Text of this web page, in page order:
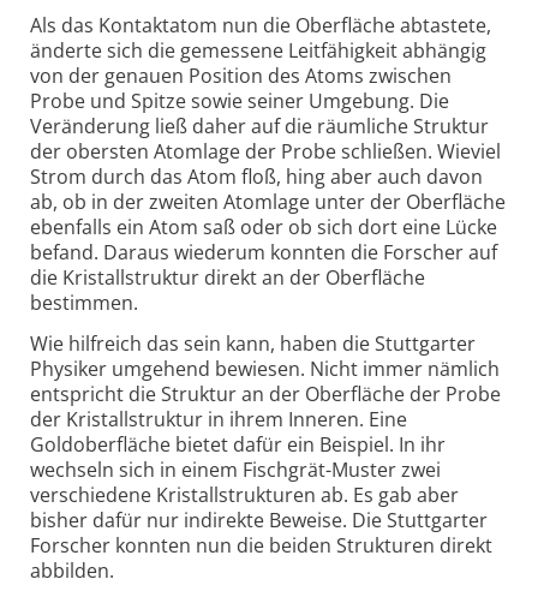
Als das Kontaktatom nun die Oberfläche abtastete,
änderte sich die gemessene Leitfähigkeit abhängig
von der genauen Position des Atoms zwischen
Probe und Spitze sowie seiner Umgebung. Die
Veränderung ließ daher auf die räumliche Struktur
der obersten Atomlage der Probe schließen. Wieviel
Strom durch das Atom floß, hing aber auch davon
ab, ob in der zweiten Atomlage unter der Oberfläche
ebenfalls ein Atom saß oder ob sich dort eine Lücke
befand. Daraus wiederum konnten die Forscher auf
die Kristallstruktur direkt an der Oberfläche
bestimmen.
Wie hilfreich das sein kann, haben die Stuttgarter
Physiker umgehend bewiesen. Nicht immer nämlich
entspricht die Struktur an der Oberfläche der Probe
der Kristallstruktur in ihrem Inneren. Eine
Goldoberfläche bietet dafür ein Beispiel. In ihr
wechseln sich in einem Fischgrät-Muster zwei
verschiedene Kristallstrukturen ab. Es gab aber
bisher dafür nur indirekte Beweise. Die Stuttgarter
Forscher konnten nun die beiden Strukturen direkt
abbilden.